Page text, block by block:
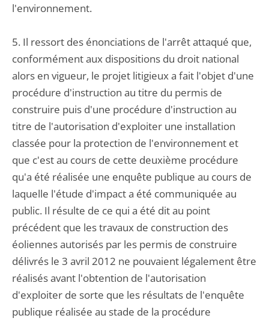
l'environnement.
5. Il ressort des énonciations de l'arrêt attaqué que,
conformément aux dispositions du droit national
alors en vigueur, le projet litigieux a fait l'objet d'une
procédure d'instruction au titre du permis de
construire puis d'une procédure d'instruction au
titre de l'autorisation d'exploiter une installation
classée pour la protection de l'environnement et
que c'est au cours de cette deuxième procédure
qu'a été réalisée une enquête publique au cours de
laquelle l'étude d'impact a été communiquée au
public. Il résulte de ce qui a été dit au point
précédent que les travaux de construction des
éoliennes autorisés par les permis de construire
délivrés le 3 avril 2012 ne pouvaient légalement être
réalisés avant l'obtention de l'autorisation
d'exploiter de sorte que les résultats de l'enquête
publique réalisée au stade de la procédure